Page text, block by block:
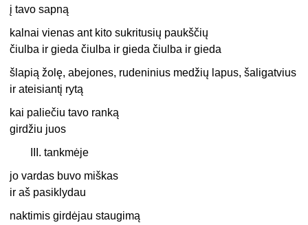
į tavo sapną
kalnai vienas ant kito sukritusių paukščių
čiulba ir gieda čiulba ir gieda čiulba ir gieda
šlapią žolę, abejones, rudeninius medžių lapus, šaligatvius
ir ateisiantį rytą
kai paliečiu tavo ranką
girdžiu juos
III. tankmėje
jo vardas buvo miškas
ir aš pasiklydau
naktimis girdėjau staugimą